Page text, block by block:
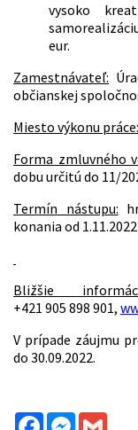
vysoko
eur.
Zamestnávateľ:
občianskej
Miesto výkonu práce:
Forma zmluvného
dobu určitú do 11/
Termín nástupu:
konania od 1.11.2022
Bližšie
+421 905 898 901,
V prípade záujmu
do 30.09.2022.
FacebookMessenger